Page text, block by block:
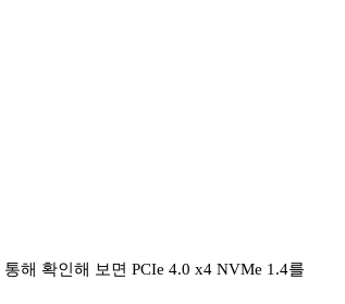
해 확인해 보면 PCIe 4.0 x4 NVMe 1.4를